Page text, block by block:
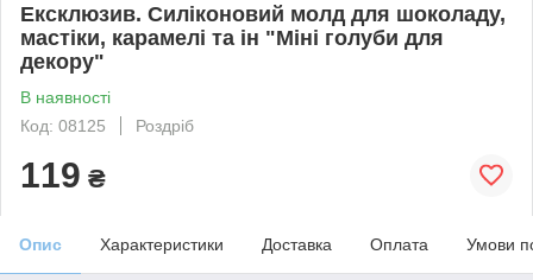
Ексклюзив. Силіконовий молд для шоколаду,
мастіки, карамелі та ін "Міні голуби для
декору"
В наявності
Код: 08125
Роздріб
119 ₴
Опис Характеристики Доставка Оплата Умови